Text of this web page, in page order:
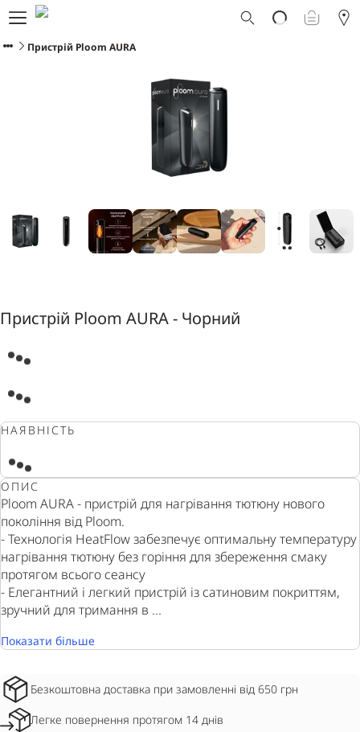
Що таке Ploom AURA?
Каталог
Програма Смарт Апгрейд
Служба підтримки Ploom
Прокат пристрою Ploom AURA
УКРАЇНСЬКА
Пристрій Ploom AURA
Пристрій Ploom AURA - Чорний
НАЯВНІСТЬ
ОПИС
Ploom AURA - пристрій для нагрівання тютюну нового
покоління від Ploom.
- Технологія HeatFlow забезпечує оптимальну температуру
нагрівання тютюну без горіння для збереження смаку
протягом всього сеансу
- Елегантний і легкий пристрій із сатиновим покриттям,
зручний для тримання в ...
Показати більше
Безкоштовна доставка при замовленні від 650 грн
Легке повернення протягом 14 днів